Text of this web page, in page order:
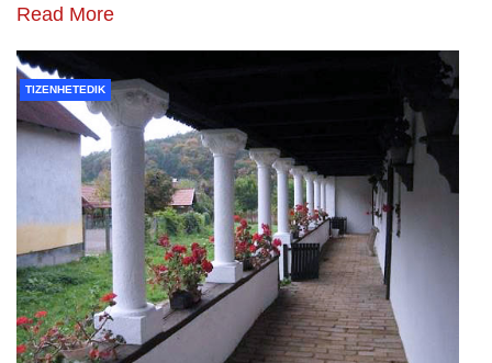
Read More
TIZENHETEDIK